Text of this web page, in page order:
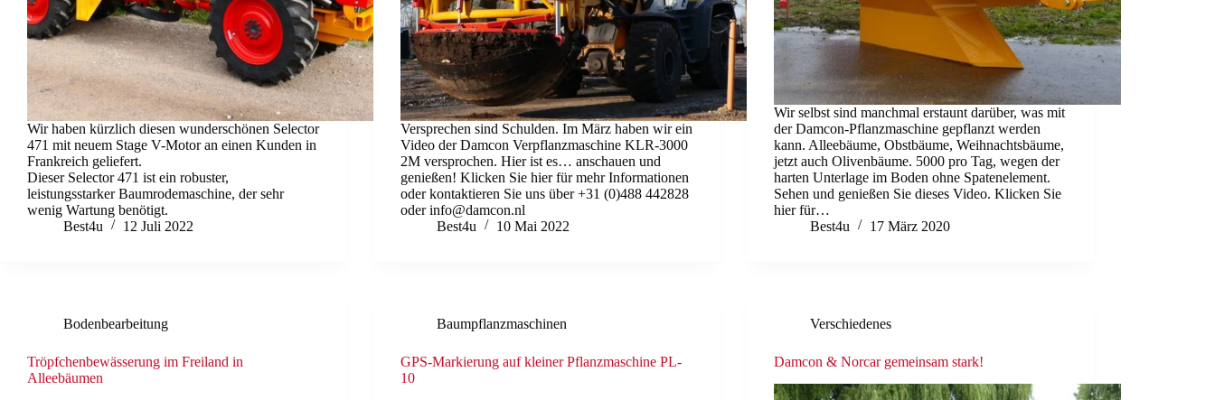
Wir haben kürzlich diesen wunderschönen Selector
471 mit neuem Stage V-Motor an einen Kunden in
Frankreich geliefert.
Dieser Selector 471 ist ein robuster,
leistungsstarker Baumrodemaschine, der sehr
wenig Wartung benötigt.
Best4u
12 Juli 2022
Versprechen sind Schulden. Im März haben wir ein
Video der Damcon Verpflanzmaschine KLR-3000
2M versprochen. Hier ist es… anschauen und
genießen! Klicken Sie hier für mehr Informationen
oder kontaktieren Sie uns über +31 (0)488 442828
oder info@damcon.nl
Best4u
10 Mai 2022
Wir selbst sind manchmal erstaunt darüber, was mit
der Damcon-Pflanzmaschine gepflanzt werden
kann. Alleebäume, Obstbäume, Weihnachtsbäume,
jetzt auch Olivenbäume. 5000 pro Tag, wegen der
harten Unterlage im Boden ohne Spatenelement.
Sehen und genießen Sie dieses Video. Klicken Sie
hier für…
Best4u
17 März 2020
Bodenbearbeitung
Tröpfchenbewässerung im Freiland in
Alleebäumen
Baumpflanzmaschinen
GPS-Markierung auf kleiner Pflanzmaschine PL-
10
Verschiedenes
Damcon & Norcar gemeinsam stark!